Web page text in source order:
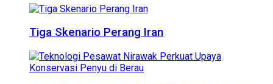
Tiga Skenario Perang Iran